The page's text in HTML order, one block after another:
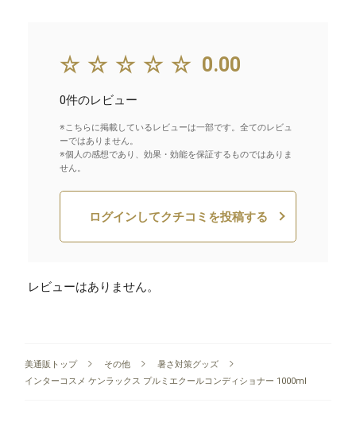
☆☆☆☆☆ 0.00
0件のレビュー
※こちらに掲載しているレビューは一部です。全てのレビュ
ーではありません。
※個人の感想であり、効果・効能を保証するものではありま
せん。
ログインしてクチコミを投稿する
レビューはありません。
美通販トップ その他
暑さ対策グッズ
インターコスメ ケンラックス プルミエクールコンディショナー 1000ml